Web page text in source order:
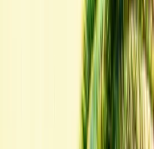
van de beste aanbiedingen van de
en neem rechtstreeks contact met hen
WhatsApp of vraag om teruggebeld te
u om de daadwerkelijke foto's en
de auto vraagt voordat u de deal
Auto Auto huurprijs in Agadir
Wekelijks
Maandelijks
MAD
MAD 36,000